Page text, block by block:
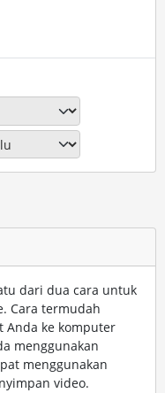
dari dua cara untuk
Cara termudah
Anda ke komputer
menggunakan
menggunakan
video.